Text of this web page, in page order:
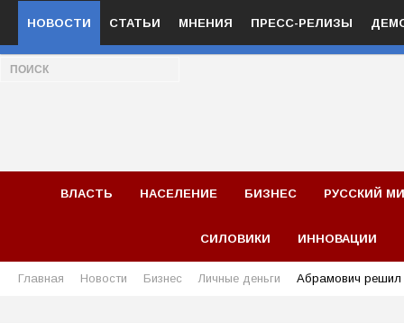
НОВОСТИ СТАТЬИ МНЕНИЯ ПРЕСС-РЕЛИЗЫ
ВЛАСТЬ НАСЕЛЕНИЕ БИЗНЕС РУССКИЙ
СИЛОВИКИ ИННОВАЦИИ
Главная Новости Бизнес Личные деньги Абрамович решил